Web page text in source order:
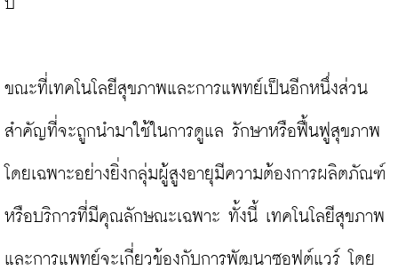
ปี
ขณะที่เทคโนโลยีสุขภาพและการแพทย์เป็นอีกหนึ่งส่วน
สำคัญที่จะถูกนำมาใช้ในการดูแล รักษาหรือฟื้นฟูสุขภาพ
โดยเฉพาะอย่างยิ่งกลุ่มผู้สูงอายุมีความต้องการผลิตภัณฑ์
หรือบริการที่มีคุณลักษณะเฉพาะ ทั้งนี้ เทคโนโลยีสุขภาพ
และการแพทย์จะเกี่ยวข้องกับการพัฒนาซอฟต์แวร์ โดย